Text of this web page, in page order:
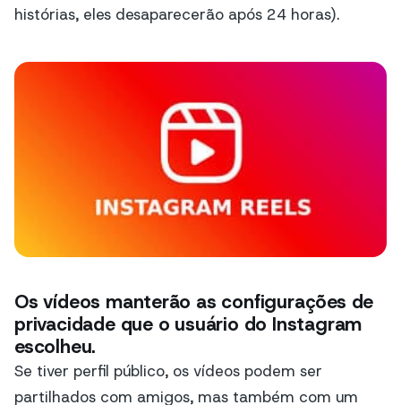
histórias, eles desaparecerão após 24 horas).
Os vídeos manterão as configurações de
privacidade que o usuário do Instagram
escolheu.
Se tiver perfil público, os vídeos podem ser
partilhados com amigos, mas também com um